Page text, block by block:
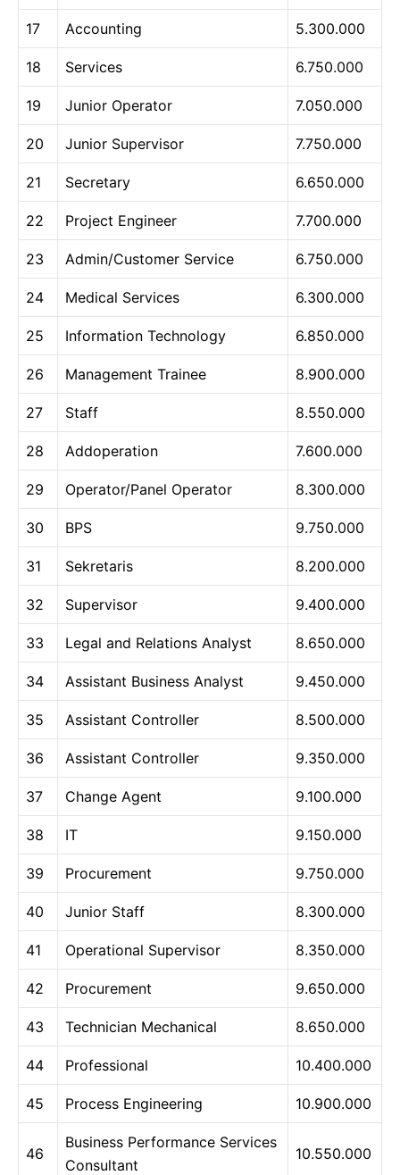
17 Accounting 5.300.000
18 Services 6.750.000
19 Junior Operator 7.050.000
20 Junior Supervisor 7.750.000
21 Secretary 6.650.000
22 Project Engineer 7.700.000
23 Admin/Customer Service 6.750.000
24 Medical Services 6.300.000
25 Information Technology 6.850.000
26 Management Trainee 8.900.000
27 Staff 8.550.000
28 Addoperation 7.600.000
29 Operator/Panel Operator 8.300.000
30 BPS 9.750.000
31 Sekretaris 8.200.000
32 Supervisor 9.400.000
33 Legal and Relations Analyst 8.650.000
34 Assistant Business Analyst 9.450.000
35 Assistant Controller 8.500.000
36 Assistant Controller 9.350.000
37 Change Agent 9.100.000
38 IT 9.150.000
39 Procurement 9.750.000
40 Junior Staff 8.300.000
41 Operational Supervisor 8.350.000
42 Procurement 9.650.000
43 Technician Mechanical 8.650.000
44 Professional 10.400.000
45 Process Engineering 10.900.000
46
Business Performance Services
Consultant
10.550.000